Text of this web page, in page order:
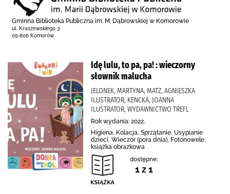
Gminna Biblioteka Publiczna im. M. Dąbrowskiej w Komorowie
ul. Kraszewskiego 3
05-806 Komorów
Idę lulu, to pa, pa! : wieczorny
słownik malucha
JELONEK, MARTYNA, MATZ, AGNIESZKA
ILUSTRATOR, KENCKA, JOANNA
ILUSTRATOR, WYDAWNICTWO TREFL
Rok wydania: 2022.
Higiena, Kolacja, Sprzątanie, Usypianie
dzieci, Wieczór (pora dnia), Fotonowele,
książka obrazkowa
dostępne:
1 z 1